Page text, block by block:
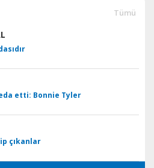
Tümü
etti: Bonnie Tyler
çıkanlar